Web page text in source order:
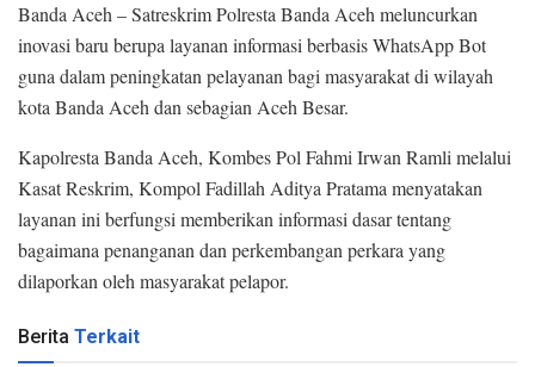
Banda Aceh – Satreskrim Polresta Banda Aceh meluncurkan
inovasi baru berupa layanan informasi berbasis WhatsApp Bot
guna dalam peningkatan pelayanan bagi masyarakat di wilayah
kota Banda Aceh dan sebagian Aceh Besar.
Kapolresta Banda Aceh, Kombes Pol Fahmi Irwan Ramli melalui
Kasat Reskrim, Kompol Fadillah Aditya Pratama menyatakan
layanan ini berfungsi memberikan informasi dasar tentang
bagaimana penanganan dan perkembangan perkara yang
dilaporkan oleh masyarakat pelapor.
Berita Terkait